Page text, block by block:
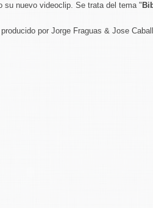
su nuevo videoclip. Se trata del tema "
por Jorge Fraguas & Jose